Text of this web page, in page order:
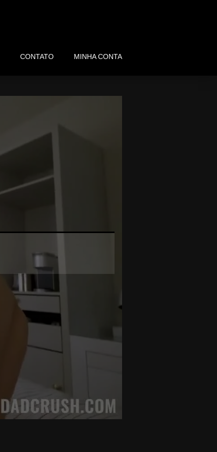
CONTATO MINHA CONTA